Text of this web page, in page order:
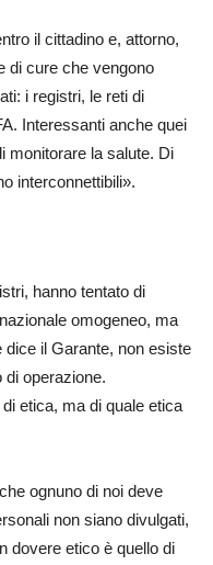
il cittadino e, attorno,
di cure che vengono
i registri, le reti di
Interessanti anche quei
monitorare la salute. Di
interconnettibili».
hanno tentato di
omogeneo, ma
il Garante, non esiste
di operazione.
etica, ma di quale etica
ognuno di noi deve
non siano divulgati,
dovere etico è quello di